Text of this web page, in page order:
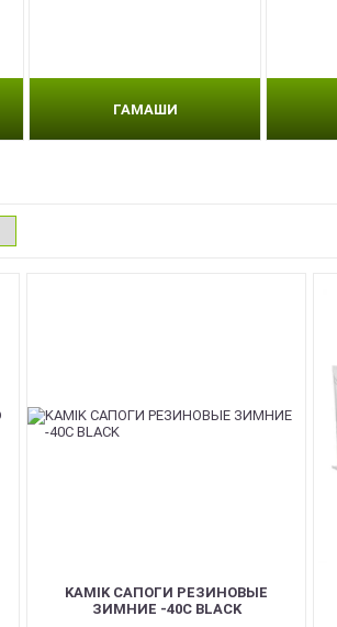
ГАМАШИ
KAMIK САПОГИ РЕЗИНОВЫЕ
ЗИМНИЕ -40C BLACK